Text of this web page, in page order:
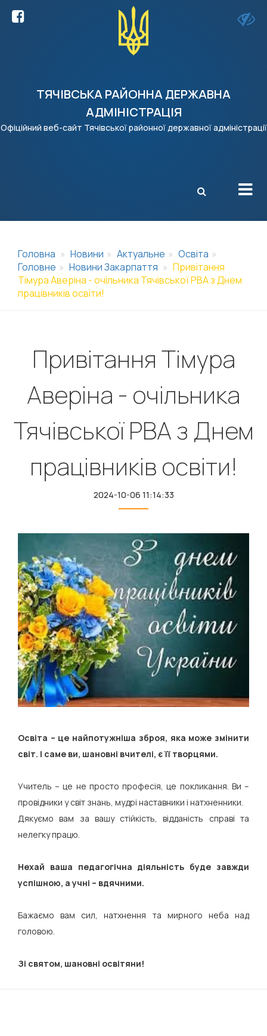
ТЯЧІВСЬКА РАЙОННА ДЕРЖАВНА
АДМІНІСТРАЦІЯ
Офіційний веб-сайт Тячівської районної державної адміністрації
Головна Новини Актуальне
Освіта
Головне
Новини Закарпаття
Привітання
Тімура Аверіна - очільника Тячівської РВА з Днем
працівників освіти!
Привітання Тімура
Аверіна - очільника
Тячівської РВА з Днем
працівників освіти!
2024-10-06 11:14:33
Освіта – це найпотужніша зброя, яка може змінити
світ. І саме ви, шановні вчителі, є її творцями.
Учитель – це не просто професія, це покликання. Ви –
провідники у світ знань, мудрі наставники і натхненники.
Дякуємо вам за вашу стійкість, відданість справі та
нелегку працю.
Нехай ваша педагогічна діяльність буде завжди
успішною, а учні – вдячними.
Бажаємо вам сил, натхнення та мирного неба над
головою.
Зі святом, шановні освітяни!